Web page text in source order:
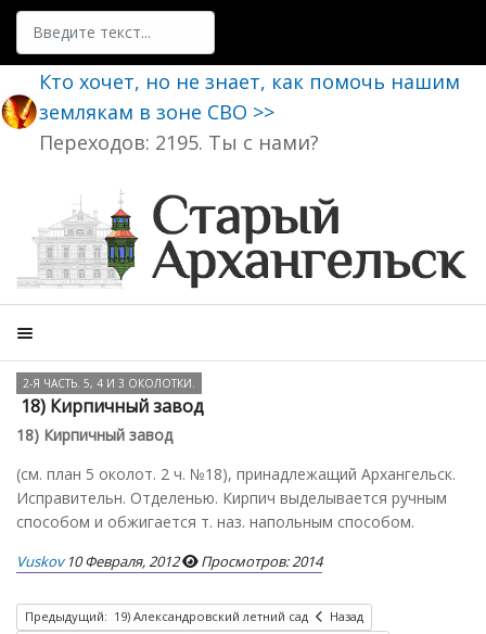
Поиск
Кто хочет, но не знает, как помочь нашим
землякам в зоне СВО >>
Переходов: 2195. Ты с нами?
2-Я ЧАСТЬ. 5, 4 И 3 ОКОЛОТКИ.
18) Кирпичный завод
18) Кирпичный завод
(см. план 5 околот. 2 ч. №18), принадлежащий Архангельск.
Исправительн. Отделенью. Кирпич выделывается ручным
способом и обжигается т. наз. напольным способом.
Vuskov 10 Февраля, 2012 Просмотров: 2014
Предыдущий: 19) Александровский летний сад
Назад